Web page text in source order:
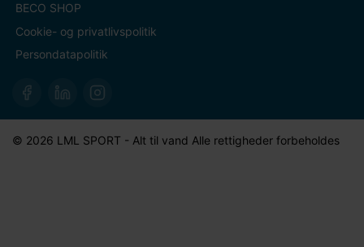
BECO SHOP
Cookie- og privatlivspolitik
Persondatapolitik
© 2026 LML SPORT - Alt til vand Alle rettigheder forbeholdes